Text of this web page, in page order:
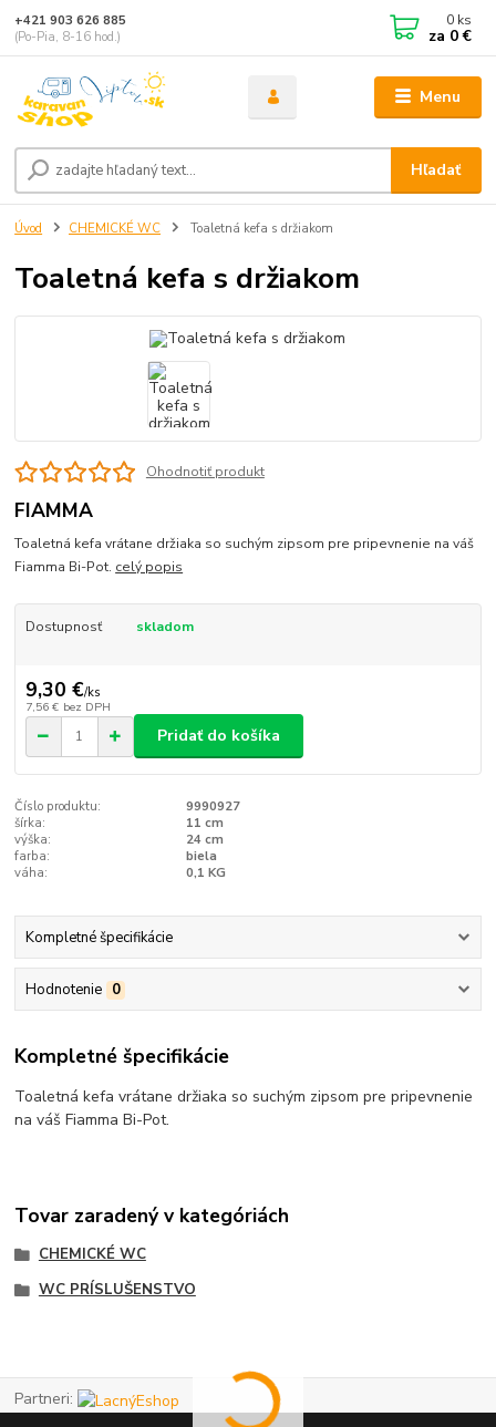
Menu
Hľadať
+421 903 626 885
(Po-Pia, 8-16 hod.)
0 ks
za 0 €
Úvod CHEMICKÉ WC Toaletná kefa s držiakom
Toaletná kefa s držiakom
Ohodnotiť produkt
FIAMMA
Toaletná kefa vrátane držiaka so suchým zipsom pre pripevnenie na váš
Fiamma Bi-Pot. celý popis
Dostupnosť skladom
9,30 €/ks
7,56 € bez DPH
Pridať do košíka
Číslo produktu:
9990927
šírka:
11 cm
výška:
24 cm
farba:
biela
váha:
0,1 KG
Kompletné špecifikácie
Hodnotenie 0
Kompletné špecifikácie
Toaletná kefa vrátane držiaka so suchým zipsom pre pripevnenie
na váš Fiamma Bi-Pot.
Tovar zaradený v kategóriách
CHEMICKÉ WC
WC PRÍSLUŠENSTVO
Partneri: